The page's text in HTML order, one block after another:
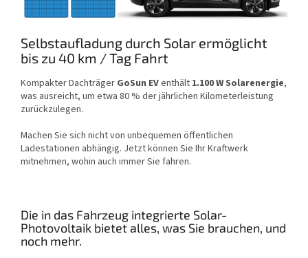
Selbstaufladung durch Solar ermöglicht
bis zu 40 km / Tag Fahrt
Kompakter Dachträger GoSun EVenthält 1.100 W Solarenergie,
was ausreicht, um etwa 80 % der jährlichen Kilometerleistung
zurückzulegen.
Machen Sie sich nicht von unbequemen öffentlichen
Ladestationen abhängig. Jetzt können Sie Ihr Kraftwerk
mitnehmen, wohin auch immer Sie fahren.
Die in das Fahrzeug integrierte Solar-
Photovoltaik bietet alles, was Sie brauchen, und
noch mehr.